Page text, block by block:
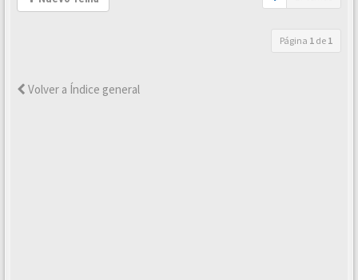
Página 1 de 1
Volver a Índice general